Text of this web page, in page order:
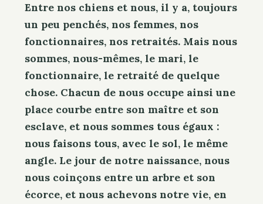
Entre nos chiens et nous, il y a, toujours
un peu penchés, nos femmes, nos
fonctionnaires, nos retraités. Mais nous
sommes, nous-mêmes, le mari, le
fonctionnaire, le retraité de quelque
chose. Chacun de nous occupe ainsi une
place courbe entre son maître et son
esclave, et nous sommes tous égaux :
nous faisons tous, avec le sol, le même
angle. Le jour de notre naissance, nous
nous coinçons entre un arbre et son
écorce, et nous achevons notre vie, en